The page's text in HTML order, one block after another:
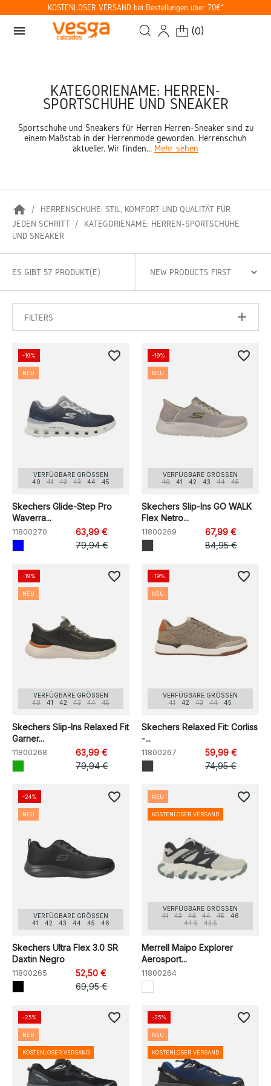
KOSTENLOSER VERSAND bei Bestellungen über 70€*
menu (0)
KATEGORIENAME: HERREN-
SPORTSCHUHE UND SNEAKER
Sportschuhe und Sneakers für Herren Herren-Sneaker sind zu
einem Maßstab in der Herrenmode geworden. Herrenschuh
aktueller. Wir finden... Mehr sehen
home
HERRENSCHUHE: STIL, KOMFORT UND QUALITÄT FÜR
JEDEN SCHRITT
KATEGORIENAME: HERREN-SPORTSCHUHE
UND SNEAKER
ES GIBT 57 PRODUKT(E)
FILTERS
VERFÜGBARE GRÖSSEN
40
41 42 43 44 45
Skechers Glide-Step Pro
Waverra...
11800270
63,99 €
79,94 €
-19%
NEU
favorite_border
VERFÜGBARE GRÖSSEN
40
41 42 43 44 45
Skechers Slip-Ins GO WALK
Flex Netro...
11800269
67,99 €
84,95 €
-19%
NEU
favorite_border
VERFÜGBARE GRÖSSEN
40
41 42 43 44 45
Skechers Slip-Ins Relaxed Fit
Garner...
11800268
63,99 €
79,94 €
-19%
NEU
favorite_border
VERFÜGBARE GRÖSSEN
41
42 43 44 45
Skechers Relaxed Fit: Corliss
-...
11800267
59,99 €
74,95 €
-19%
NEU
favorite_border
VERFÜGBARE GRÖSSEN
41
42 43 44 45 46
Skechers Ultra Flex 3.0 SR
Daxtin Negro
11800265
52,50 €
69,95 €
-24%
NEU
favorite_border
VERFÜGBARE GRÖSSEN
41
42 43 44 45
46
44.5
43.5
Merrell Maipo Explorer
Aerosport...
11800264
NEU
KOSTENLOSER VERSAND
favorite_border
-25%
NEU
KOSTENLOSER VERSAND
favorite_border -25%
NEU
KOSTENLOSER VERSAND
favorite_border